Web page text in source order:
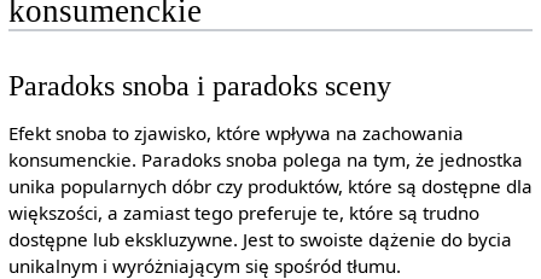
konsumenckie
Paradoks snoba i paradoks sceny
Efekt snoba to zjawisko, które wpływa na zachowania
konsumenckie. Paradoks snoba polega na tym, że jednostka
unika popularnych dóbr czy produktów, które są dostępne dla
większości, a zamiast tego preferuje te, które są trudno
dostępne lub ekskluzywne. Jest to swoiste dążenie do bycia
unikalnym i wyróżniającym się spośród tłumu.